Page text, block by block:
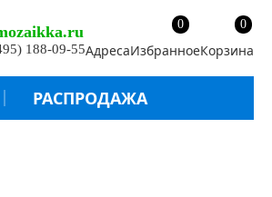
188-09-55Адреса
0
ИзбранноеКорзина
0
РАСПРОДАЖА